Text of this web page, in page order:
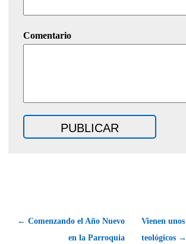
Comentario
← Comenzando el Año Nuevo
en la Parroquia
Vienen
teológicos →